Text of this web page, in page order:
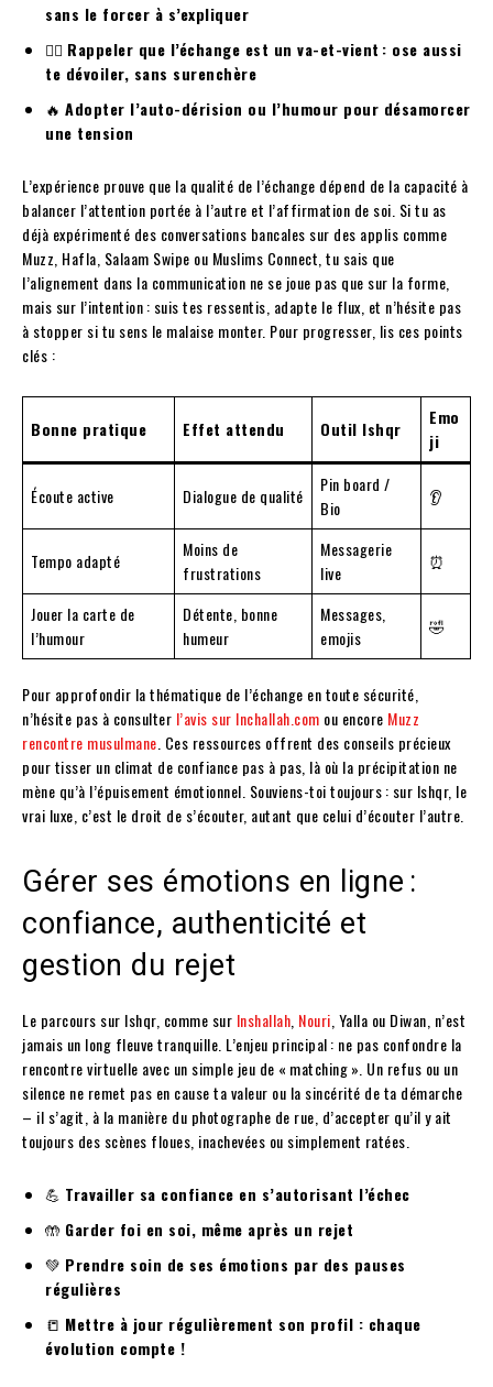
sans le forcer à s’expliquer
🙋‍♂️ Rappeler que l’échange est un va-et-vient : ose aussi
te dévoiler, sans surenchère
🔥 Adopter l’auto-dérision ou l’humour pour désamorcer
une tension
L’expérience prouve que la qualité de l’échange dépend de la capacité à
balancer l’attention portée à l’autre et l’affirmation de soi. Si tu as
déjà expérimenté des conversations bancales sur des applis comme
Muzz, Hafla, Salaam Swipe ou Muslims Connect, tu sais que
l’alignement dans la communication ne se joue pas que sur la forme,
mais sur l’intention : suis tes ressentis, adapte le flux, et n’hésite pas
à stopper si tu sens le malaise monter. Pour progresser, lis ces points
clés :
Bonne pratique Effet attendu Outil Ishqr
Emo
ji
Écoute active Dialogue de qualité
Pin board /
Bio
👂
Tempo adapté
Moins de
frustrations
Messagerie
live
⏰
Jouer la carte de
l’humour
Détente, bonne
humeur
Messages,
emojis
🤣
Pour approfondir la thématique de l’échange en toute sécurité,
n’hésite pas à consulter l’avis sur Inchallah.com ou encore Muzz
rencontre musulmane . Ces ressources offrent des conseils précieux
pour tisser un climat de confiance pas à pas, là où la précipitation ne
mène qu’à l’épuisement émotionnel. Souviens-toi toujours : sur Ishqr, le
vrai luxe, c’est le droit de s’écouter, autant que celui d’écouter l’autre.
Gérer ses émotions en ligne :
confiance, authenticité et
gestion du rejet
Le parcours sur Ishqr, comme sur Inshallah Nouri , Yalla ou Diwan, n’est
jamais un long fleuve tranquille. L’enjeu principal : ne pas confondre la
rencontre virtuelle avec un simple jeu de « matching ». Un refus ou un
silence ne remet pas en cause ta valeur ou la sincérité de ta démarche
– il s’agit, à la manière du photographe de rue, d’accepter qu’il y ait
toujours des scènes floues, inachevées ou simplement ratées.
💪 Travailler sa confiance en s’autorisant l’échec
🤲 Garder foi en soi, même après un rejet
💚 Prendre soin de ses émotions par des pauses
régulières
📒 Mettre à jour régulièrement son profil : chaque
évolution compte !